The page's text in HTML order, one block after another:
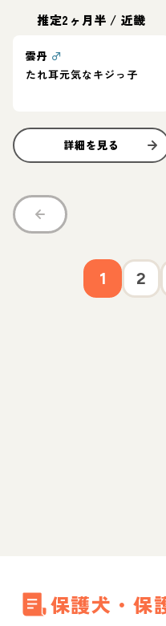
推定2ヶ月半 / 近畿
雲丹 ♂
たれ耳元気なキジっ子
詳細を見る
1 2
保護犬・保